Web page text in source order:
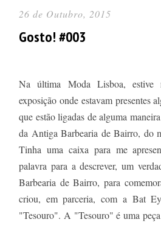
26 de Outubro, 2015
Gosto! #003
Na última Moda Lisboa, estive
exposição onde estavam presentes
que estão ligadas de alguma
da Antiga Barbearia de Bairro, do
Tinha uma caixa para me
palavra para a descrever, um
Barbearia de Bairro, para
criou, em parceria, com a Bat
"Tesouro". A "Tesouro" é uma